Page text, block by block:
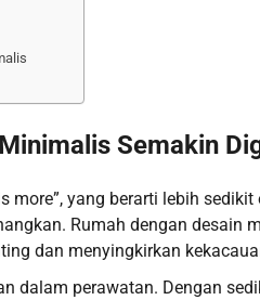
Semakin
more”, yang berarti lebih
Rumah dengan desain
dan menyingkirkan
dalam perawatan. Dengan